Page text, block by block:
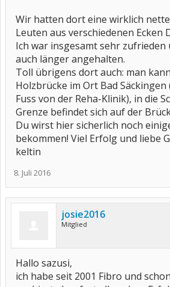
Wir hatten dort eine wirklich
Leuten aus verschiedenen Ecken
Ich war insgesamt sehr zufrieden
auch länger angehalten.
Toll übrigens dort auch: man
Holzbrücke im Ort Bad Säckingen
Fuss von der Reha-Klinik), in die
Grenze befindet sich auf der
Du wirst hier sicherlich noch
bekommen! Viel Erfolg und liebe
keltin
8. Juli 2016
josie2016
Mitglied
Hallo sazusi,
ich habe seit 2001 Fibro und